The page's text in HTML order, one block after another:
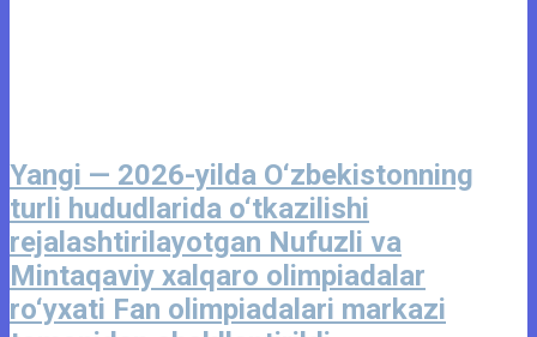
Yangi — 2026-yilda O‘zbekistonning
turli hududlarida o‘tkazilishi
rejalashtirilayotgan Nufuzli va
Mintaqaviy xalqaro olimpiadalar
ro‘yxati Fan olimpiadalari markazi